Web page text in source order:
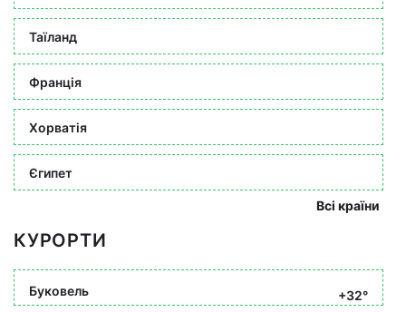
Таїланд
Франція
Хорватія
Єгипет
Всі країни
КУРОРТИ
Буковель +32°